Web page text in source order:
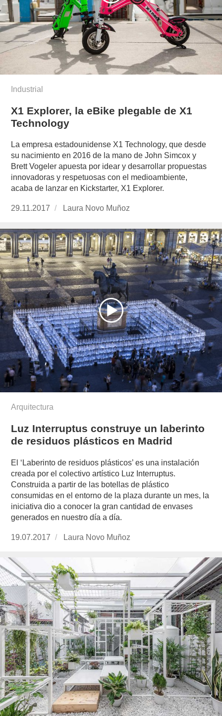
Industrial
X1 Explorer, la eBike plegable de X1
Technology
La empresa estadounidense X1 Technology, que desde
su nacimiento en 2016 de la mano de John Simcox y
Brett Vogeler apuesta por idear y desarrollar propuestas
innovadoras y respetuosas con el medioambiente,
acaba de lanzar en Kickstarter, X1 Explorer.
Publicado
29.11.2017
https://www.experimenta.es/author/laura-
munoz/
Laura Novo Muñoz
Arquitectura
Luz Interruptus construye un laberinto
de residuos plásticos en Madrid
El ‘Laberinto de residuos plásticos’ es una instalación
creada por el colectivo artístico Luz Interruptus.
Construida a partir de las botellas de plástico
consumidas en el entorno de la plaza durante un mes, la
iniciativa dio a conocer la gran cantidad de envases
generados en nuestro día a día.
Publicado
19.07.2017
https://www.experimenta.es/author/laura-
munoz/
Laura Novo Muñoz